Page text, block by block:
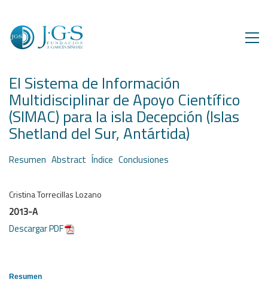
El Sistema de Información
Multidisciplinar de Apoyo Científico
(SIMAC) para la isla Decepción (Islas
Shetland del Sur, Antártida)
Resumen Abstract Índice Conclusiones
CristinaTorrecillas Lozano
2013-A
Descargar PDF
Resumen